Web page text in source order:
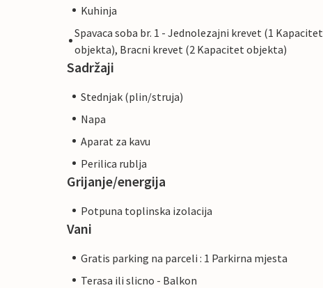
Kuhinja
Spavaca soba br. 1 - Jednolezajni krevet (1 Kapacitet
objekta), Bracni krevet (2 Kapacitet objekta)
Sadržaji
Stednjak (plin/struja)
Napa
Aparat za kavu
Perilica rublja
Grijanje/energija
Potpuna toplinska izolacija
Vani
Gratis parking na parceli : 1 Parkirna mjesta
Terasa ili slicno - Balkon